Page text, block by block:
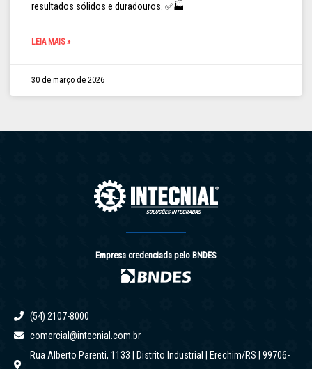
resultados sólidos e duradouros. ✅🏭
LEIA MAIS »
30 de março de 2026
Empresa credenciada pelo BNDES
(54) 2107-8000
comercial@intecnial.com.br
Rua Alberto Parenti, 1133 | Distrito Industrial | Erechim/RS | 99706-